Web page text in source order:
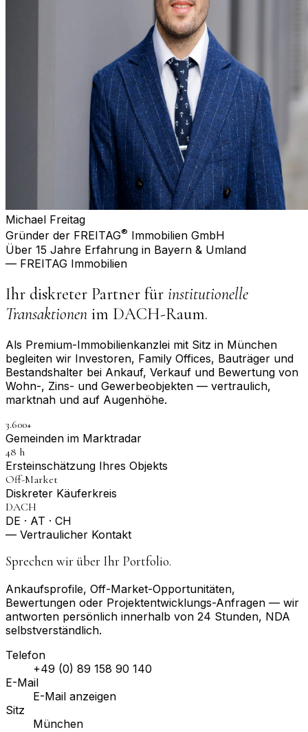
Michael Freitag
Gründer der FREITAG® Immobilien GmbH
Über 15 Jahre Erfahrung in Bayern & Umland
— FREITAG Immobilien
Ihr diskreter Partner für institutionelle
Transaktionen im DACH-Raum.
Als Premium-Immobilienkanzlei mit Sitz in München
begleiten wir Investoren, Family Offices, Bauträger und
Bestandshalter bei Ankauf, Verkauf und Bewertung von
Wohn-, Zins- und Gewerbeobjekten — vertraulich,
marktnah und auf Augenhöhe.
3.600+
Gemeinden im Marktradar
48 h
Erst­einschätzung Ihres Objekts
Off-Market
Diskreter Käuferkreis
DACH
DE · AT · CH
— Vertraulicher Kontakt
Sprechen wir über Ihr Portfolio.
Ankaufsprofile, Off-Market-Opportunitäten,
Bewertungen oder Projektentwicklungs-Anfragen — wir
antworten persönlich innerhalb von 24 Stunden, NDA
selbstverständlich.
Telefon
+49 (0) 89 158 90 140
E-Mail
E-Mail anzeigen
Sitz
München